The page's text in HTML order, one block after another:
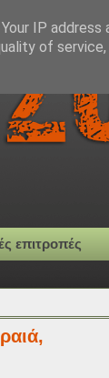
επιτροπές
IP address
of